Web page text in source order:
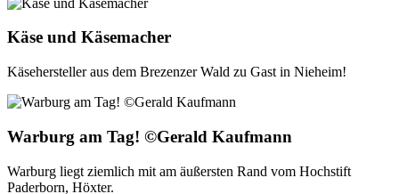
Käse und Käsemacher
Käsehersteller aus dem Brezenzer Wald zu Gast in Nieheim!
Warburg am Tag! ©Gerald Kaufmann
Warburg liegt ziemlich mit am äußersten Rand vom Hochstift
Paderborn, Höxter.